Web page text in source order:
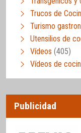
Trucos de
Turismo
Utensilios de
Vídeos (405)
Vídeos de
Publicidad